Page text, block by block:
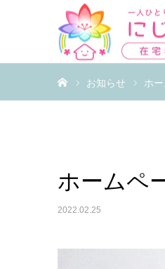
お知らせ ホ
ホームペ
2022.02.25